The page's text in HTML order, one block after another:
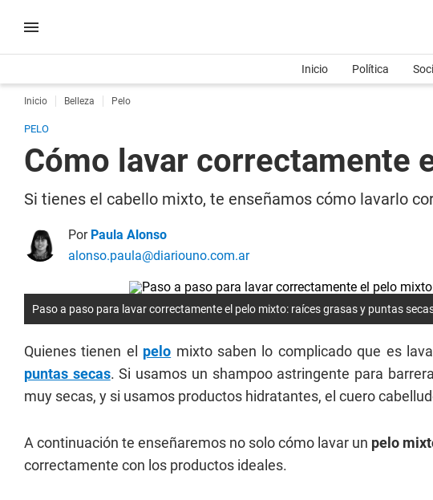
Inicio Política
Inicio Belleza Pelo
PELO
Cómo lavar correctamente
Si tienes el cabello mixto, te enseñamos cómo lavarlo
Por Paula Alonso
alonso.paula@diariouno.com.ar
Paso a paso para lavar correctamente el pelo mixto: raíces grasas y puntas
Quienes tienen el pelo mixto saben lo complicado que es
puntas secas. Si usamos un shampoo astringente para
muy secas, y si usamos productos hidratantes, el cuero
A continuación te enseñaremos no solo cómo lavar un pelo
correctamente con los productos ideales.